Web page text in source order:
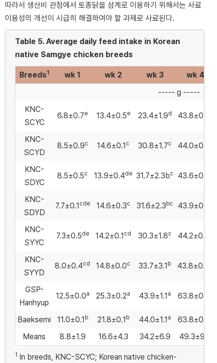
따라서 생산비 관점에서 토종닭을 삼계로 이용하기 위해서는 사료
이용성의 개선이 시급히 해결하여야 할 과제로 사료된다.
Table 5.Average daily feed intake in Korean
native Samgye chicken breeds
Breeds1 wk 1 wk 2 wk 3
wk 4
----- g -----
KNC-
SCYC
6.8±0.7e 13.4±0.5e 23.4±1.9d 43.8±0.5
KNC-
SCYD
8.5±0.9c 14.6±0.1 c 30.8±1.7c 44.0±0.5
KNC-
SDYC
8.5±0.5c 13.9±0.4de 31.7±2.3bc 43.6±0.5
KNC-
SDYD
7.7±0.1 cde 14.6±0.3c 31.6±2.3 bc 43.9±0.5
KNC-
SYYC
7.3±0.5de 14.2±0.1 cd 30.3±1.8c 44.2±0.4
KNC-
SYYD
8.0±0.4cd 14.8±0.0c 33.7±3.1 b 43.8±0.4
GSP-
Hanhyup
12.5±0.0a 25.3±0.2a 43.9±1.1 a 63.8±0.7
Baeksemi 11.0±0.1 b 21.8±0.1 b 44.0±1.1 a 63.8±0.5
Means 8.8±1.9 16.6±4.3 34.2±6.9 49.3±9.0
1 In breeds, KNC-SCYC; Korean native chicken-